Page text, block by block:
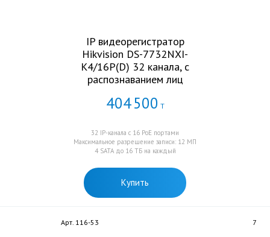
IP видеорегистратор
Hikvision DS-7732NXI-
K4/16P(D) 32 канала, с
распознаванием лиц
404500 Т
32 IP-канала с 16 PoE портами
Максимальное разрешение записи: 12 МП
4 SATA до 16 ТБ на каждый
Купить
Арт. 116-53 7